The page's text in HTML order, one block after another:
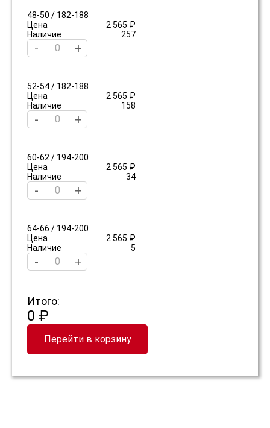
48-50 / 182-188
Цена
2 565 ₽
Наличие
257
- +
52-54 / 182-188
Цена
2 565 ₽
Наличие
158
- +
60-62 / 194-200
Цена
2 565 ₽
Наличие
34
- +
64-66 / 194-200
Цена
2 565 ₽
Наличие
5
- +
Итого:
0 ₽
Перейти в корзину